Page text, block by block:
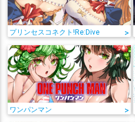
プリンセスコネクト!Re:Dive >
ワンパンマン >